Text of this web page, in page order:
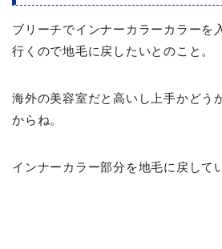
ブリーチでインナーカラーカラーを
行くので地毛に戻したいとのこと。
海外の美容室だと高いし上手かどう
からね。
インナーカラー部分を地毛に戻して